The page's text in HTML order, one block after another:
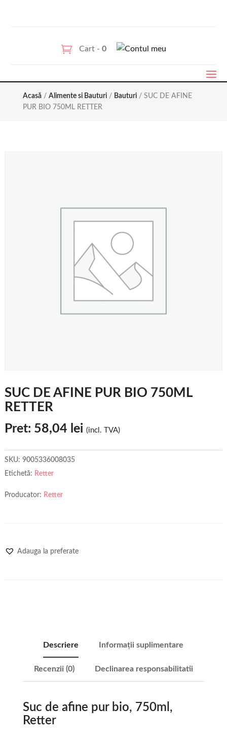
Cart - 0
Acasă/ Alimente si Bauturi/ Bauturi/ SUC DE AFINE
PUR BIO 750ML RETTER
SUC DE AFINE PUR BIO 750ML
RETTER
Pret: 58,04 lei (incl. TVA)
SKU: 9005336008035
Etichetă: Retter
Producator: Retter
Adauga la preferate
Descriere Informații suplimentare
Recenzii (0) Declinarea responsabilitatii
Suc de afine pur bio, 750ml,
Retter